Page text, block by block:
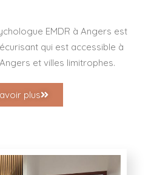
EMDR à Angers est
qui est accessible à
et villes limitrophes.
plus